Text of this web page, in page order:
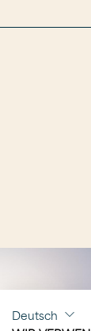
Deutsch